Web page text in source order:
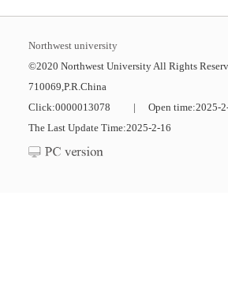
Northwest university
©2020 Northwest University All Rights
710069,P.R.China
Click:0000013078 | Open time:2025-2
The Last Update Time:2025-2-16